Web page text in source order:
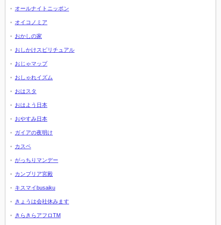
オールナイトニッポン
オイコノミア
おかしの家
おしかけスピリチュアル
おじゃマップ
おしゃれイズム
おはスタ
おはよう日本
おやすみ日本
ガイアの夜明け
カスペ
がっちりマンデー
カンブリア宮殿
キスマイbusaiku
きょうは会社休みます
きらきらアフロTM